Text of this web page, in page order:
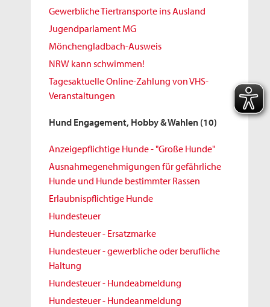
Gewerbliche Tiertransporte ins Ausland
Jugendparlament MG
Mönchengladbach-Ausweis
NRW kann schwimmen!
Tagesaktuelle Online-Zahlung von VHS-
Veranstaltungen
Hund Engagement, Hobby & Wahlen (10)
Anzeigepflichtige Hunde - "Große Hunde"
Ausnahmegenehmigungen für gefährliche
Hunde und Hunde bestimmter Rassen
Erlaubnispflichtige Hunde
Hundesteuer
Hundesteuer - Ersatzmarke
Hundesteuer - gewerbliche oder berufliche
Haltung
Hundesteuer - Hundeabmeldung
Hundesteuer - Hundeanmeldung